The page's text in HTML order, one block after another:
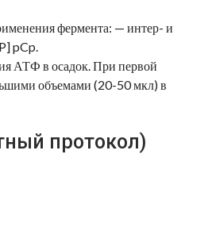
фермента: — интер- и
pCp.
АТФ в осадок. При первой
объемами (20-50 мкл) в
протокол)